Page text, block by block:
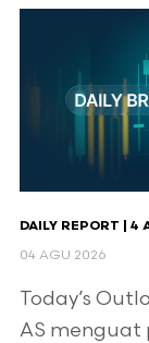
DAILY REPORT | 4
04 AGU 2026
Today’s
AS menguat